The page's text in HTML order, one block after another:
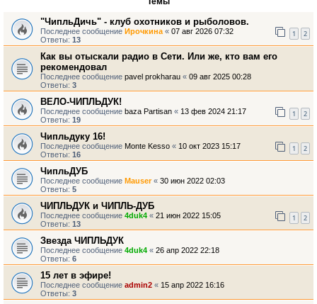
"ЧипльДичь" - клуб охотников и рыболовов.
Последнее сообщение Ирочкина « 07 авг 2026 07:32
Ответы: 13
1 2
Как вы отыскали радио в Сети. Или же, кто вам его
рекомендовал
Последнее сообщение pavel prokharau « 09 авг 2025 00:28
Ответы: 3
ВЕЛО-ЧИПЛЬДУК!
Последнее сообщение baza Partisan « 13 фев 2024 21:17
Ответы: 19
1 2
Чипльдуку 16!
Последнее сообщение Monte Kesso « 10 окт 2023 15:17
Ответы: 16
1 2
ЧипльДУБ
Последнее сообщение Mauser« 30 июн 2022 02:03
Ответы: 5
ЧИПЛЬДУК и ЧИПЛЬ-ДУБ
Последнее сообщение 4duk4 « 21 июн 2022 15:05
Ответы: 13
1 2
Звезда ЧИПЛЬДУК
Последнее сообщение 4duk4 « 26 апр 2022 22:18
Ответы: 6
15 лет в эфире!
Последнее сообщение admin2 « 15 апр 2022 16:16
Ответы: 3